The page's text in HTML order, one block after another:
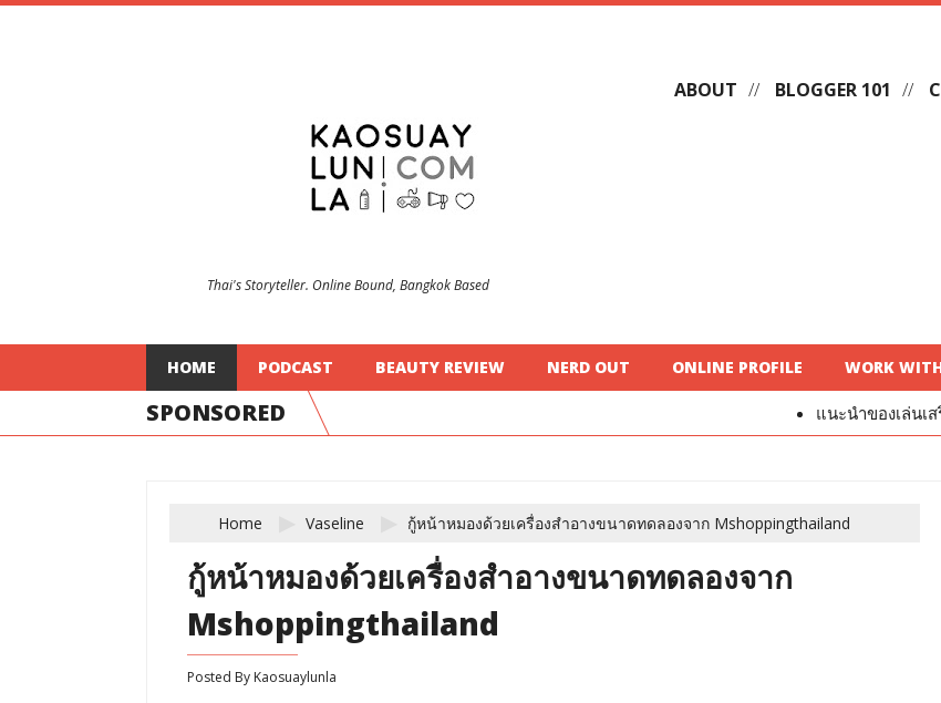
Thai's Storyteller. Online Bound, Bangkok Based
ABOUT BLOGGER 101
HOME PODCAST BEAUTY REVIEW NERD OUT ONLINE PROFILE WORK
SPONSORED แนะนำของเล่นเสริมพัฒนาการสำหรับ
Home Vaseline กู้หน้าหมองด้วยเครื่องสำอางขนาดทดลองจาก Mshoppingthailand
กู้หน้าหมองด้วยเครื่องสำอางขนาดทดลองจาก
Mshoppingthailand
Posted By Kaosuaylunla